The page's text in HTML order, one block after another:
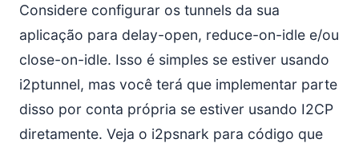
Considere configurar os tunnels da sua
aplicação para delay-open, reduce-on-idle e/ou
close-on-idle. Isso é simples se estiver usando
i2ptunnel, mas você terá que implementar parte
disso por conta própria se estiver usando I2CP
diretamente. Veja o i2psnark para código que